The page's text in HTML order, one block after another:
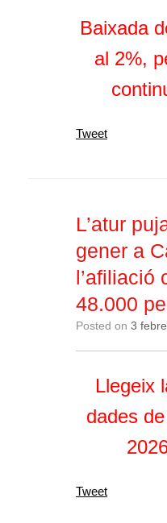
Baixada
al 2%,
Tweet
L’atur
gener a
l’afiliació
48.000
Posted on 3
Llegeix
dades
Tweet